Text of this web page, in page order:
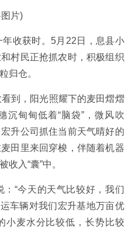
片)
收获时。5月22日，息县小
村民正抢抓农时，积极组织
归仓。
到，阳光照耀下的麦田熠熠
沉甸甸低着“脑袋”，微风吹
升公司抓住当前天气晴好的
田里来回穿梭，伴随着机器
入“囊”中。
“今天的天气比较好，我们
车辆对我们宏升基地万亩优
小麦水分比较低，长势比较